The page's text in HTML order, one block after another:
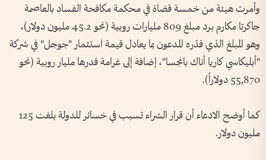
وأمرت هيئة من خمسة قضاة في محكمة مكافحة الفساد بالعاصمة
جاكرتا مكارم برد مبلغ 809 مليارات روبية (نحو 45.2 مليون دولار)،
وهو المبلغ الذي قدّره المدعون بما يعادل قيمة استثمار "جوجل" في شركة
"أبليكاسي كاريا أناك بانجسا"، إضافة إلى غرامة قدرها مليار روبية (نحو
55,870 دولاراً).
كما أوضح الادعاء أن قرار الشراء تسبب في خسائر للدولة بلغت 125
مليون دولار.